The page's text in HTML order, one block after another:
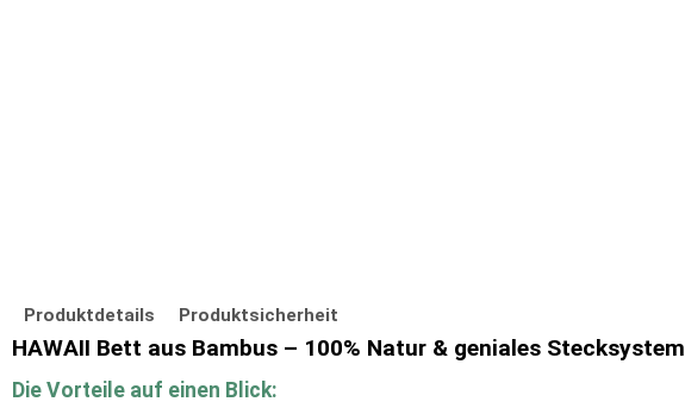
Produktdetails Produktsicherheit
HAWAII Bett aus Bambus – 100% Natur & geniales Stecksystem
Die Vorteile auf einen Blick: